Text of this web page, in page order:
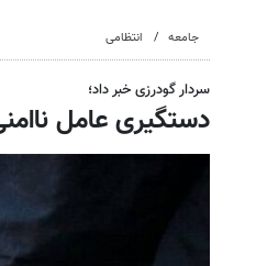
جامعه انتظامی
سردار گودرزی خبر داد؛
دستگیری عامل